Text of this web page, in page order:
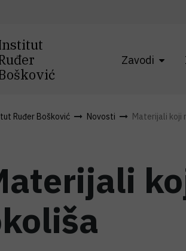
Zavodi
Ruđer Bošković Novosti Materijali koji